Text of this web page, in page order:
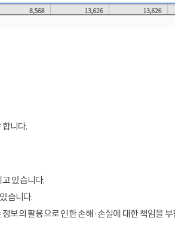
니다.
있습니다.
습니다.
보의 활용으로 인한 손해·손실에 대한 책임을